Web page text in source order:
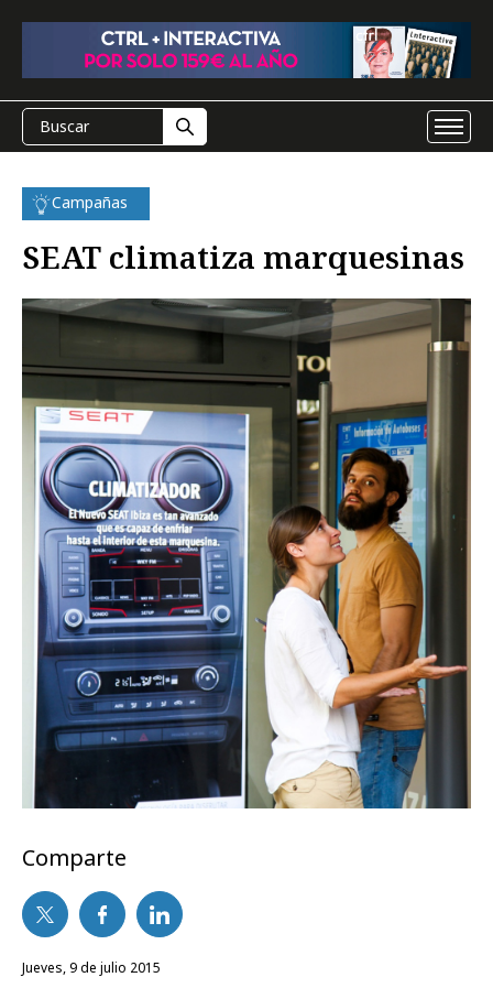
Campañas
SEAT climatiza marquesinas
Comparte
jueves, 9 de julio 2015